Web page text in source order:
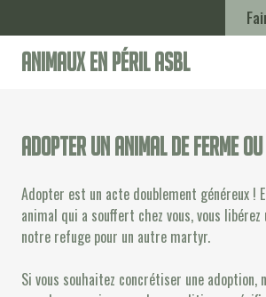
Animaux en Péril ASBL
Adopter un animal de ferme
Adopter est un acte doublement généreux !
animal qui a souffert chez vous, vous libérez
notre refuge pour un autre martyr.
Si vous souhaitez concrétiser une adoption,